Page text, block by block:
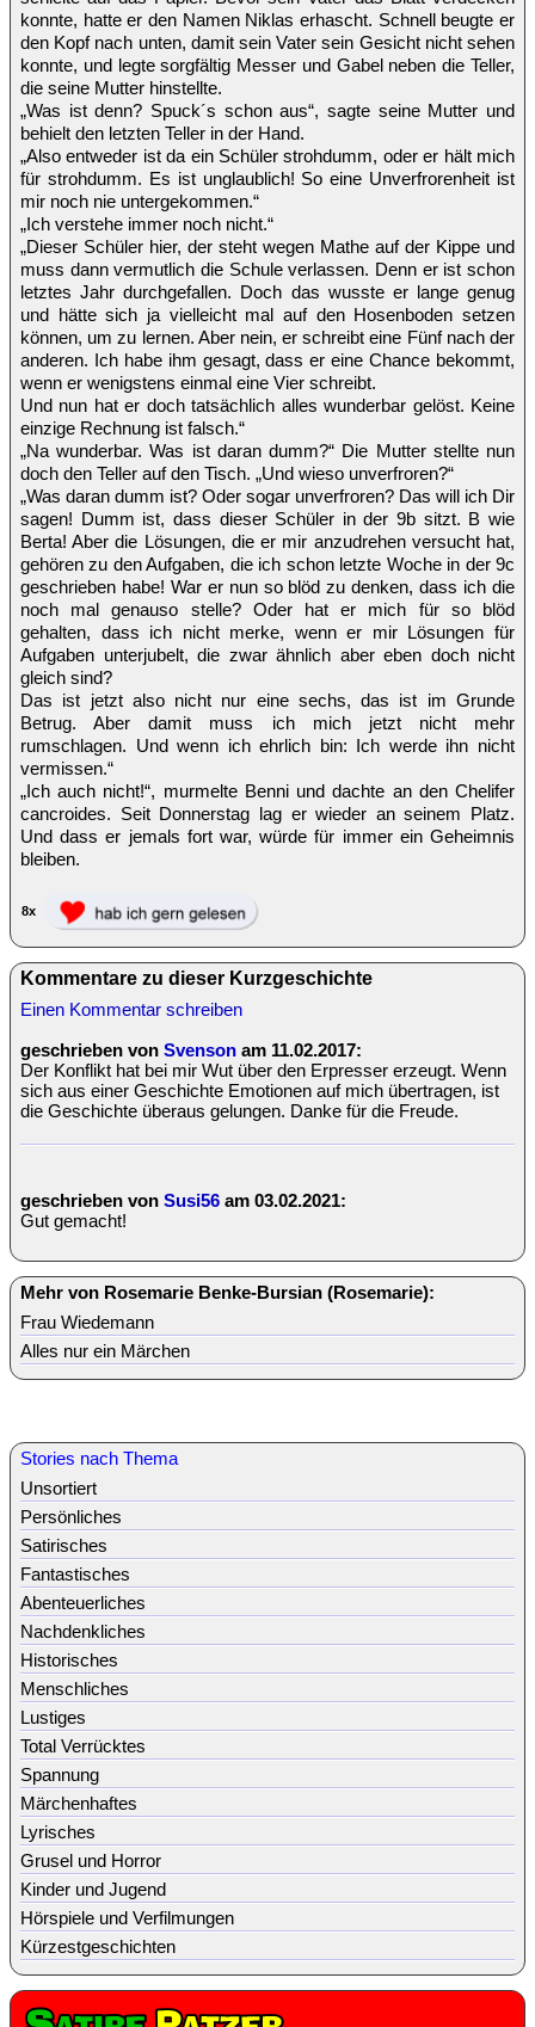
konnte, hatte er den Namen Niklas erhascht. Schnell beugte er
den Kopf nach unten, damit sein Vater sein Gesicht nicht sehen
konnte, und legte sorgfältig Messer und Gabel neben die Teller,
die seine Mutter hinstellte.
„Was ist denn? Spuck´s schon aus“, sagte seine Mutter und
behielt den letzten Teller in der Hand.
„Also entweder ist da ein Schüler strohdumm, oder er hält mich
für strohdumm. Es ist unglaublich! So eine Unverfrorenheit ist
mir noch nie untergekommen.“
„Ich verstehe immer noch nicht.“
„Dieser Schüler hier, der steht wegen Mathe auf der Kippe und
muss dann vermutlich die Schule verlassen. Denn er ist schon
letztes Jahr durchgefallen. Doch das wusste er lange genug
und hätte sich ja vielleicht mal auf den Hosenboden setzen
können, um zu lernen. Aber nein, er schreibt eine Fünf nach der
anderen. Ich habe ihm gesagt, dass er eine Chance bekommt,
wenn er wenigstens einmal eine Vier schreibt.
Und nun hat er doch tatsächlich alles wunderbar gelöst. Keine
einzige Rechnung ist falsch.“
„Na wunderbar. Was ist daran dumm?“ Die Mutter stellte nun
doch den Teller auf den Tisch. „Und wieso unverfroren?“
„Was daran dumm ist? Oder sogar unverfroren? Das will ich Dir
sagen! Dumm ist, dass dieser Schüler in der 9b sitzt. B wie
Berta! Aber die Lösungen, die er mir anzudrehen versucht hat,
gehören zu den Aufgaben, die ich schon letzte Woche in der 9c
geschrieben habe! War er nun so blöd zu denken, dass ich die
noch mal genauso stelle? Oder hat er mich für so blöd
gehalten, dass ich nicht merke, wenn er mir Lösungen für
Aufgaben unterjubelt, die zwar ähnlich aber eben doch nicht
gleich sind?
Das ist jetzt also nicht nur eine sechs, das ist im Grunde
Betrug. Aber damit muss ich mich jetzt nicht mehr
rumschlagen. Und wenn ich ehrlich bin: Ich werde ihn nicht
vermissen.“
„Ich auch nicht!“, murmelte Benni und dachte an den Chelifer
cancroides. Seit Donnerstag lag er wieder an seinem Platz.
Und dass er jemals fort war, würde für immer ein Geheimnis
bleiben.
8x
Kommentare zu dieser Kurzgeschichte
Einen Kommentar schreiben
geschrieben von Svenson am 11.02.2017:
Der Konflikt hat bei mir Wut über den Erpresser erzeugt. Wenn
sich aus einer Geschichte Emotionen auf mich übertragen, ist
die Geschichte überaus gelungen. Danke für die Freude.
geschrieben von Susi56 am 03.02.2021:
Gut gemacht!
Mehr von Rosemarie Benke-Bursian (Rosemarie):
Frau Wiedemann
Alles nur ein Märchen
Stories nach Thema
Unsortiert
Persönliches
Satirisches
Fantastisches
Abenteuerliches
Nachdenkliches
Historisches
Menschliches
Lustiges
Total Verrücktes
Spannung
Märchenhaftes
Lyrisches
Grusel und Horror
Kinder und Jugend
Hörspiele und Verfilmungen
Kürzestgeschichten